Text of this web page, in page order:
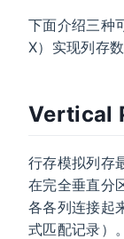
下面介绍三种
X）实现列存
Vertical
行存模拟列存
在完全垂直分
各各列连接起
式匹配记录）